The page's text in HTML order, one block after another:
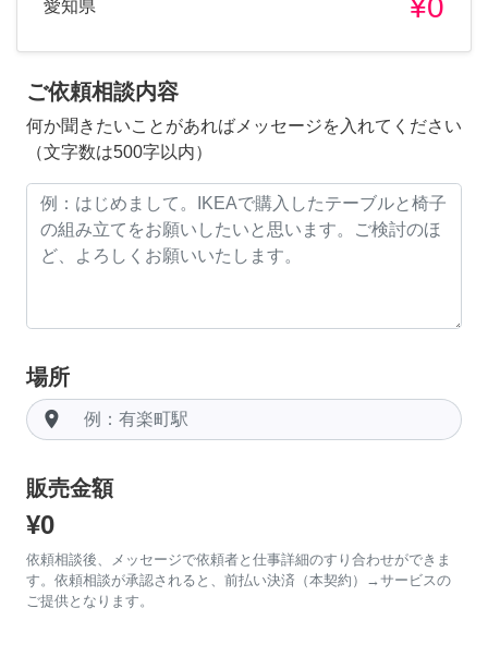
愛知県 ¥0
ご依頼相談内容
何か聞きたいことがあればメッセージを入れてください
（文字数は500字以内）
場所
room
販売金額
¥0
依頼相談後、メッセージで依頼者と仕事詳細のすり合わせができま
す。依頼相談が承認されると、前払い決済（本契約）→サービスの
ご提供となります。